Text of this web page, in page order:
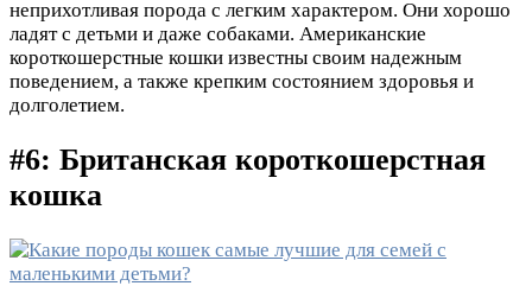
неприхотливая порода с легким характером. Они хорошо
ладят с детьми и даже собаками. Американские
короткошерстные кошки известны своим надежным
поведением, а также крепким состоянием здоровья и
долголетием.
#6: Британская короткошерстная
кошка